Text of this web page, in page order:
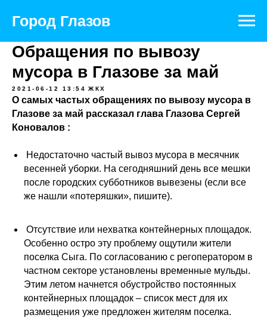
Город Глазов
Обращения по вывозу
мусора в Глазове за май
2021-06-12 13:54 ЖКХ
О самых частых обращениях по вывозу мусора в
Глазове за май рассказал глава Глазова Сергей
Коновалов :
Недостаточно частый вывоз мусора в месячник
весенней уборки. На сегодняшний день все мешки
после городских субботников вывезены (если все
же нашли «потеряшки», пишите).
Отсутствие или нехватка контейнерных площадок.
Особенно остро эту проблему ощутили жители
поселка Сыга. По согласованию с регоператором в
частном секторе установлены временные мульды.
Этим летом начнется обустройство постоянных
контейнерных площадок – список мест для их
размещения уже предложен жителям поселка.